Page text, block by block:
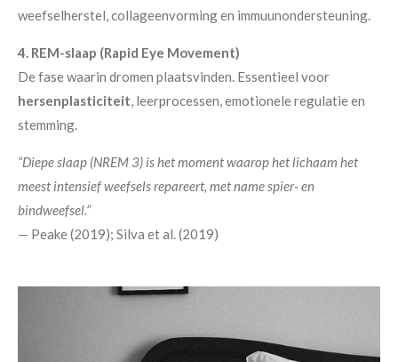
weefselherstel, collageenvorming en immuunondersteuning.
4. REM-slaap (Rapid Eye Movement)
De fase waarin dromen plaatsvinden. Essentieel voor
hersenplasticiteit, leerprocessen, emotionele regulatie en
stemming.
“Diepe slaap (NREM 3) is het moment waarop het lichaam het
meest intensief weefsels repareert, met name spier- en
bindweefsel.”
— Peake (2019); Silva et al. (2019)